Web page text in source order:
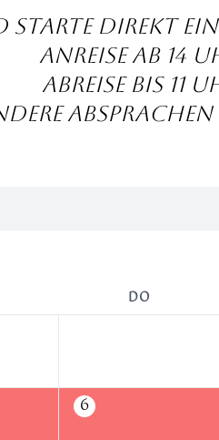
starte direkt
Anreise ab 14
Abreise bis 11
DO
6